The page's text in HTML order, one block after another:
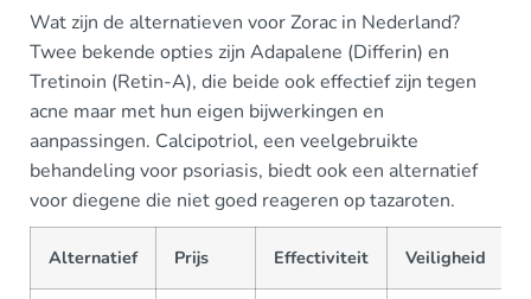
Wat zijn de alternatieven voor Zorac in Nederland?
Twee bekende opties zijn Adapalene (Differin) en
Tretinoin (Retin-A), die beide ook effectief zijn tegen
acne maar met hun eigen bijwerkingen en
aanpassingen. Calcipotriol, een veelgebruikte
behandeling voor psoriasis, biedt ook een alternatief
voor diegene die niet goed reageren op tazaroten.
Alternatief Prijs Effectiviteit Veiligheid